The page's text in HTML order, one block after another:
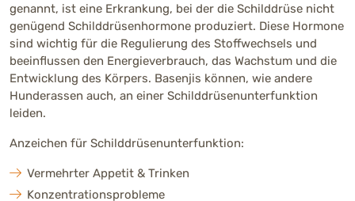
genannt, ist eine Erkrankung, bei der die Schilddrüse nicht
genügend Schilddrüsenhormone produziert. Diese Hormone
sind wichtig für die Regulierung des Stoffwechsels und
beeinflussen den Energieverbrauch, das Wachstum und die
Entwicklung des Körpers. Basenjis können, wie andere
Hunderassen auch, an einer Schilddrüsenunterfunktion
leiden.
Anzeichen für Schilddrüsenunterfunktion:
Vermehrter Appetit & Trinken
Konzentrationsprobleme